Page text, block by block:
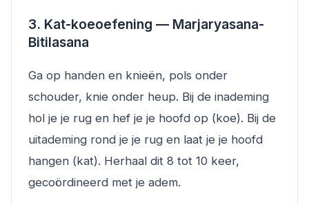
3. Kat-koeoefening — Marjaryasana-
Bitilasana
Ga op handen en knieën, pols onder
schouder, knie onder heup. Bij de inademing
hol je je rug en hef je je hoofd op (koe). Bij de
uitademing rond je je rug en laat je je hoofd
hangen (kat). Herhaal dit 8 tot 10 keer,
gecoördineerd met je adem.